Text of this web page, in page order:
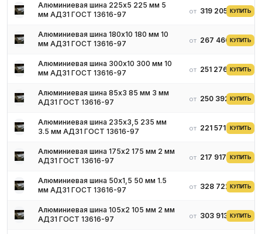
Алюминиевая шина 225х5 225 мм 5
мм АД31 ГОСТ 13616-97
от 319 205 ₽КУПИТЬ
Алюминиевая шина 180х10 180 мм 10
мм АД31 ГОСТ 13616-97
от 267 460 ₽КУПИТЬ
Алюминиевая шина 300х10 300 мм 10
мм АД31 ГОСТ 13616-97
от 251 276 ₽КУПИТЬ
Алюминиевая шина 85х3 85 мм 3 мм
АД31 ГОСТ 13616-97
от 250 392 ₽КУПИТЬ
Алюминиевая шина 235х3,5 235 мм
3.5 мм АД31 ГОСТ 13616-97
от 221 571 ₽КУПИТЬ
Алюминиевая шина 175х2 175 мм 2 мм
АД31 ГОСТ 13616-97
от 217 917 ₽КУПИТЬ
Алюминиевая шина 50х1,5 50 мм 1.5
мм АД31 ГОСТ 13616-97
от 328 722 ₽КУПИТЬ
Алюминиевая шина 105х2 105 мм 2 мм
АД31 ГОСТ 13616-97
от 303 913 ₽КУПИТЬ